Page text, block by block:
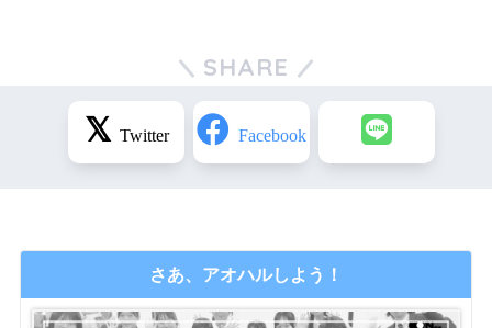
SHARE
さあ、アオハルしよう！